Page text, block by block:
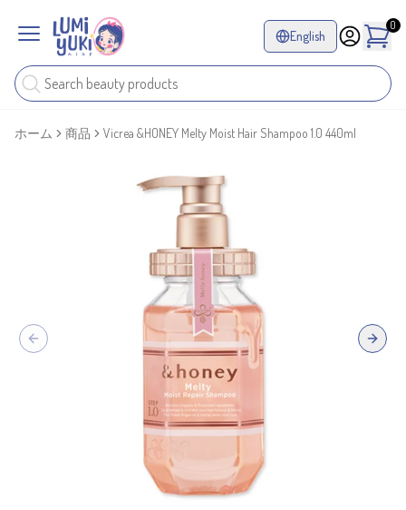
English
0
ホーム 商品 Vicrea &HONEY Melty Moist Hair Shampoo 1.0 440ml
Previous slide Next